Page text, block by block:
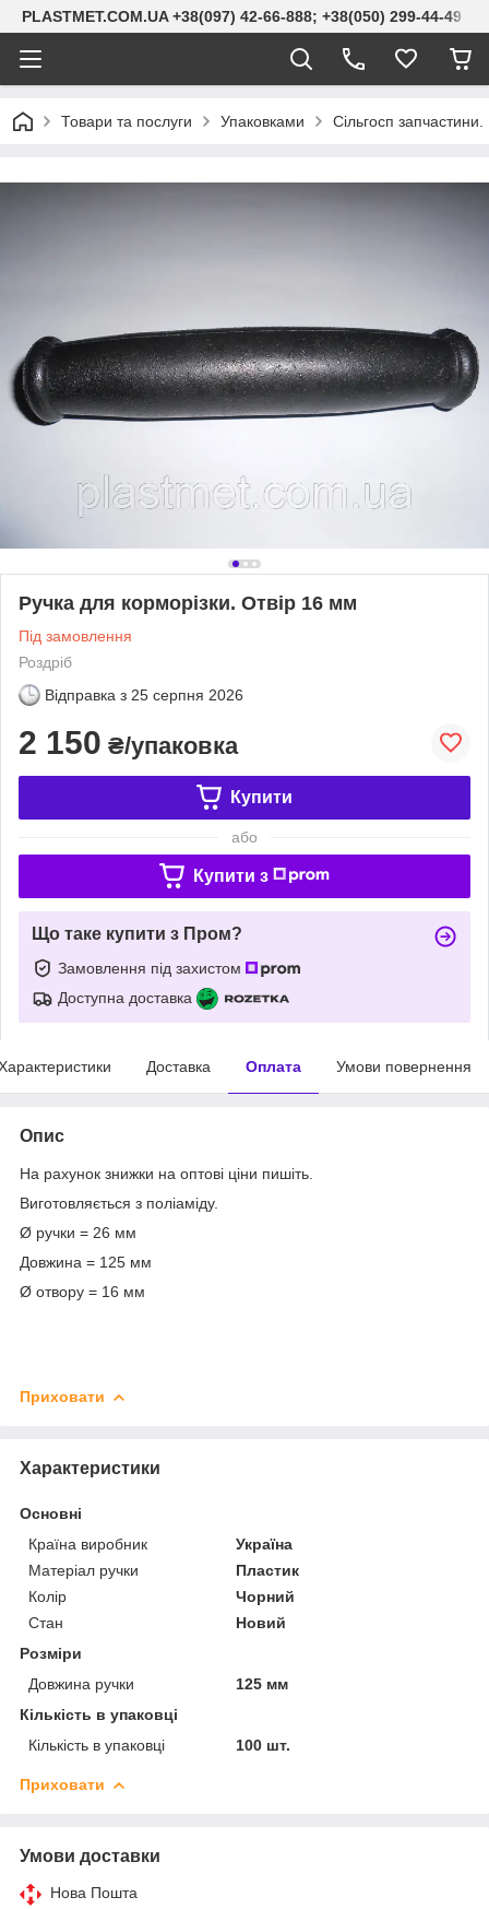
PLASTMET.COM.UA +38(097) 42-66-888; +38(050) 299-44-49
Товари та послуги Упаковками Сільгосп запчастини.
Ручка для корморізки. Отвір 16 мм
Під замовлення
Роздріб
Відправка з 25 серпня 2026
2 150 ₴/упаковка
Купити
або
Купити з
Що таке купити з Пром?
Замовлення під захистом
Доступна доставка
Доставка Оплата Умови повернення
Опис
На рахунок знижки на оптові ціни пишіть.
Виготовляється з поліаміду.
Ø ручки = 26 мм
Довжина = 125 мм
Ø отвору = 16 мм
Приховати
Характеристики
Основні
Країна виробник
Україна
Матеріал ручки
Пластик
Колір
Чорний
Стан
Новий
Розміри
Довжина ручки
125 мм
Кількість в упаковці
Кількість в упаковці
100 шт.
Приховати
Умови доставки
Нова Пошта